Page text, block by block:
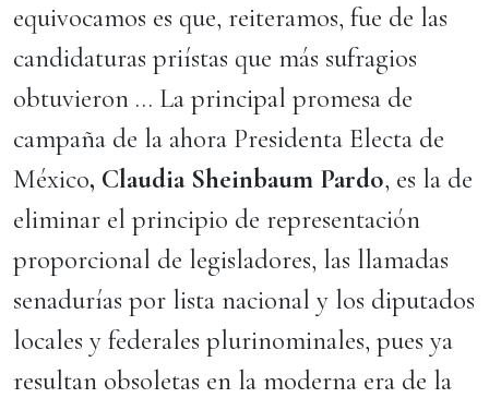
equivocamos es que, reiteramos, fue de las
candidaturas priístas que más sufragios
obtuvieron … La principal promesa de
campaña de la ahora Presidenta Electa de
México, Claudia Sheinbaum Pardo, es la de
eliminar el principio de representación
proporcional de legisladores, las llamadas
senadurías por lista nacional y los diputados
locales y federales plurinominales, pues ya
resultan obsoletas en la moderna era de la